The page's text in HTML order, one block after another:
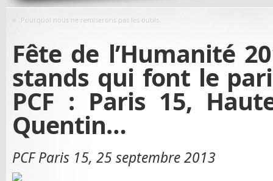
« Pourquoi nous ne remiserons pas les outils.
Fête de l’Humanité
stands qui font le
PCF : Paris 15,
Quentin…
PCF Paris 15, 25 septembre 2013